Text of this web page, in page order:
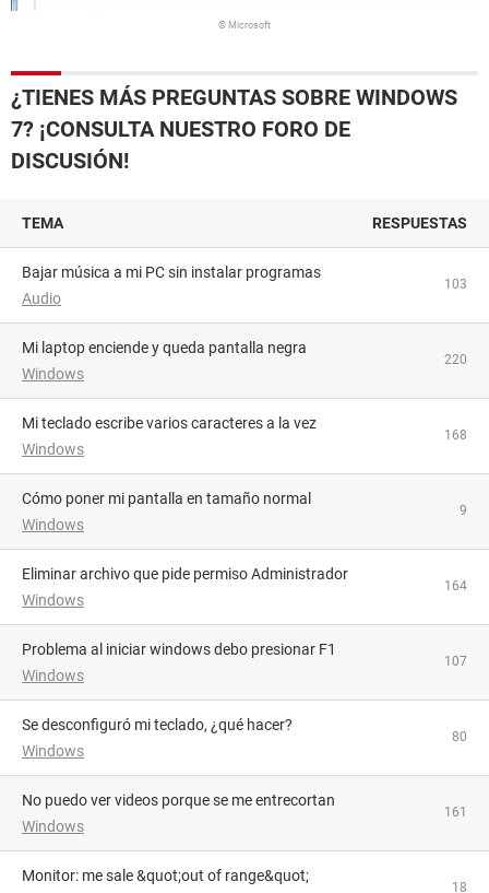
© Microsoft
¿TIENES MÁS PREGUNTAS SOBRE WINDOWS
7? ¡CONSULTA NUESTRO FORO DE
DISCUSIÓN!
TEMA RESPUESTAS
Bajar música a mi PC sin instalar programas
Audio
103
Mi laptop enciende y queda pantalla negra
Windows
220
Mi teclado escribe varios caracteres a la vez
Windows
168
Cómo poner mi pantalla en tamaño normal
Windows
9
Eliminar archivo que pide permiso Administrador
Windows
164
Problema al iniciar windows debo presionar F1
Windows
107
Se desconfiguró mi teclado, ¿qué hacer?
Windows
80
No puedo ver videos porque se me entrecortan
Windows
161
Monitor: me sale &quot;out of range&quot;
18